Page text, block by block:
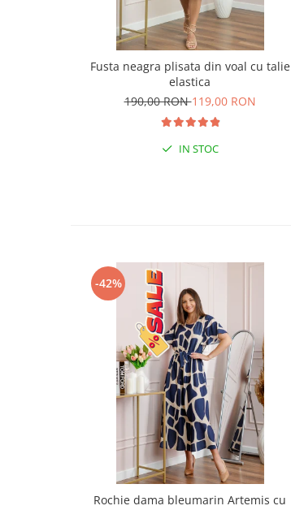
Fusta neagra plisata din voal cu talie
elastica
190,00 RON119,00 RON
IN STOC
-42%
Rochie dama bleumarin Artemis cu